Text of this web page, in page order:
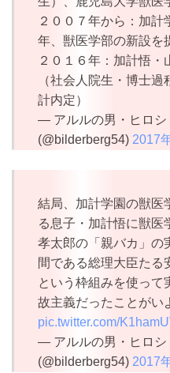
２００７年から：加
年、獣医学部の新設を
２０１６年：加計悟
（社会人院生・博士
計内定）
— アルルの男・ヒロシ
(@bilderberg54) 2017
結局、加計学園の獣医
る息子・加計悟に獣医
孝太郎の「親バカ」の
間である総理大臣たる
という枠組みを使って
故主義だったことがい
pic.twitter.com/
— アルルの男・ヒロシ
(@bilderberg54) 2017